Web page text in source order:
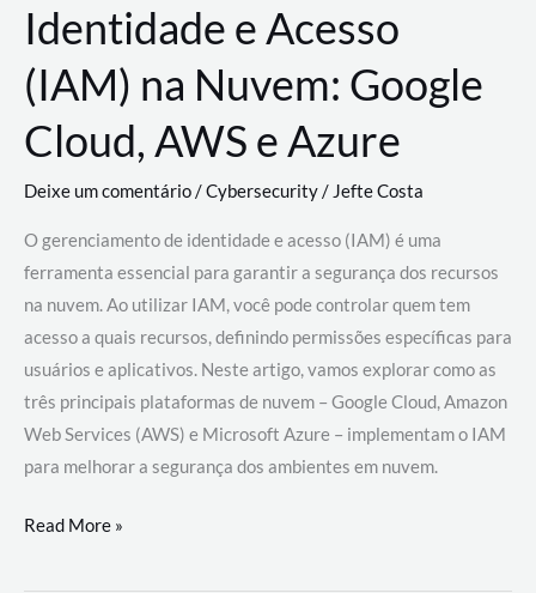
Identidade e Acesso
(IAM) na Nuvem: Google
Cloud, AWS e Azure
Deixe um comentário/Cybersecurity/ Jefte Costa
O gerenciamento de identidade e acesso (IAM) é uma
ferramenta essencial para garantir a segurança dos recursos
na nuvem. Ao utilizar IAM, você pode controlar quem tem
acesso a quais recursos, definindo permissões específicas para
usuários e aplicativos. Neste artigo, vamos explorar como as
três principais plataformas de nuvem – Google Cloud, Amazon
Web Services (AWS) e Microsoft Azure – implementam o IAM
para melhorar a segurança dos ambientes em nuvem.
Gerenciamento
Read More »